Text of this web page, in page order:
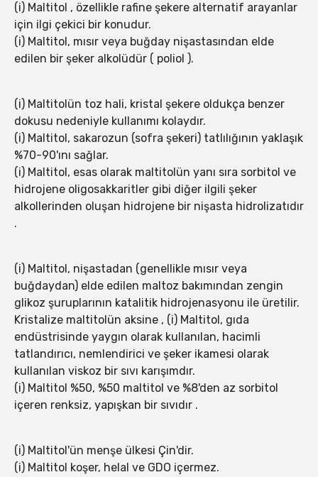
(i) Maltitol , özellikle rafine şekere alternatif arayanlar
için ilgi çekici bir konudur.
(i) Maltitol, mısır veya buğday nişastasından elde
edilen bir şeker alkolüdür ( poliol ).
(i) Maltitolün toz hali, kristal şekere oldukça benzer
dokusu nedeniyle kullanımı kolaydır.
(i) Maltitol, sakarozun (sofra şekeri) tatlılığının yaklaşık
%70-90'ını sağlar.
(i) Maltitol, esas olarak maltitolün yanı sıra sorbitol ve
hidrojene oligosakkaritler gibi diğer ilgili şeker
alkollerinden oluşan hidrojene bir nişasta hidrolizatıdır
.
(i) Maltitol, nişastadan (genellikle mısır veya
buğdaydan) elde edilen maltoz bakımından zengin
glikoz şuruplarının katalitik hidrojenasyonu ile üretilir.
Kristalize maltitolün aksine , (i) Maltitol, gıda
endüstrisinde yaygın olarak kullanılan, hacimli
tatlandırıcı, nemlendirici ve şeker ikamesi olarak
kullanılan viskoz bir sıvı karışımdır.
(i) Maltitol %50, %50 maltitol ve %8'den az sorbitol
içeren renksiz, yapışkan bir sıvıdır .
(i) Maltitol'ün menşe ülkesi Çin'dir.
(i) Maltitol koşer, helal ve GDO içermez.